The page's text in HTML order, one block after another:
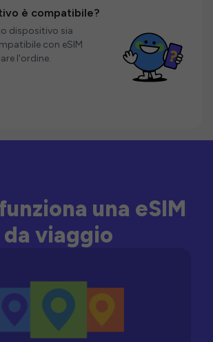
è compatibile?
dispositivo sia
con eSIM
l'ordine.
una eSIM
da viaggio